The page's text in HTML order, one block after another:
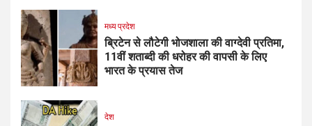
मध्य प्रदेश
ब्रिटेन से लौटेगी भोजशाला की वाग्देवी प्रतिमा,
11वीं शताब्दी की धरोहर की वापसी के लिए
भारत के प्रयास तेज
देश